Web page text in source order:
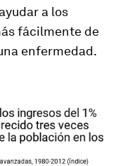
a los
fácilmente de
enfermedad.